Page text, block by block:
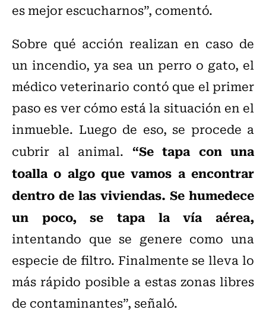
es mejor escucharnos”, comentó.
Sobre qué acción realizan en caso de
un incendio, ya sea un perro o gato, el
médico veterinario contó que el primer
paso es ver cómo está la situación en el
inmueble. Luego de eso, se procede a
cubrir al animal. “Se tapa con una
toalla o algo que vamos a encontrar
dentro de las viviendas. Se humedece
un poco, se tapa la vía aérea,
intentando que se genere como una
especie de filtro. Finalmente se lleva lo
más rápido posible a estas zonas libres
de contaminantes”, señaló.